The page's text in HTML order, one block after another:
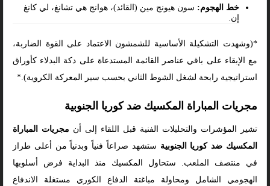
خط الهجوم: سون هيونج مين (القائد)، هوانج هي تشانغ، لي كانغ
إن.
*(وشهدت التشكيلة الأساسية للشمشون الاعتماد على القوة الضاربة،
مع الإبقاء على باقي عناصر القائمة المستدعاة على دكة البدلاء كأوراق
استراتيجية رابحة لشغل الشوط الثاني بحسب سير المعركة الكروية).*
مجريات المباراة المكسيك ضد كوريا الجنوبية
تشير المؤشرات والتحليلات الفنية قبل اللقاء إلى أن مجريات المباراة
المكسيك ضد كوريا الجنوبية ستشهد صراعاً فنياً وبدنياً من أعلى طراز
في منتصف الملعب. ستحاول المكسيك منذ البداية فرض أسلوبها
الهجومي الشامل ومحاولة مباغتة الدفاع الكوري مستغلة الاندفاع